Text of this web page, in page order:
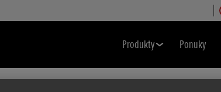
Produkty Ponuky